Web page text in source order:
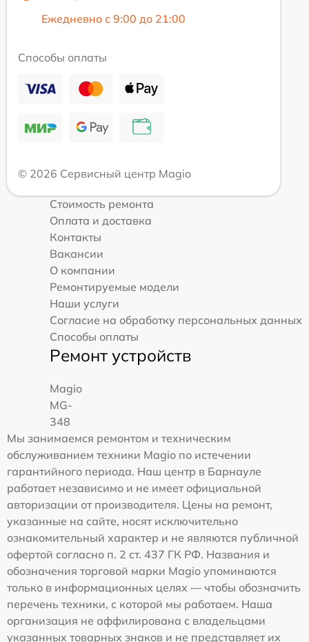
Ежедневно с 9:00 до 21:00
Способы оплаты
© 2026 Сервисный центр Magio
Стоимость ремонта
Оплата и доставка
Контакты
Вакансии
О компании
Ремонтируемые модели
Наши услуги
Согласие на обработку персональных данных
Способы оплаты
Ремонт устройств
Magio
MG-
348
Мы занимаемся ремонтом и техническим
обслуживанием техники Magio по истечении
гарантийного периода. Наш центр в Барнауле
работает независимо и не имеет официальной
авторизации от производителя. Цены на ремонт,
указанные на сайте, носят исключительно
ознакомительный характер и не являются публичной
офертой согласно п. 2 ст. 437 ГК РФ. Названия и
обозначения торговой марки Magio упоминаются
только в информационных целях — чтобы обозначить
перечень техники, с которой мы работаем. Наша
организация не аффилирована с владельцами
указанных товарных знаков и не представляет их